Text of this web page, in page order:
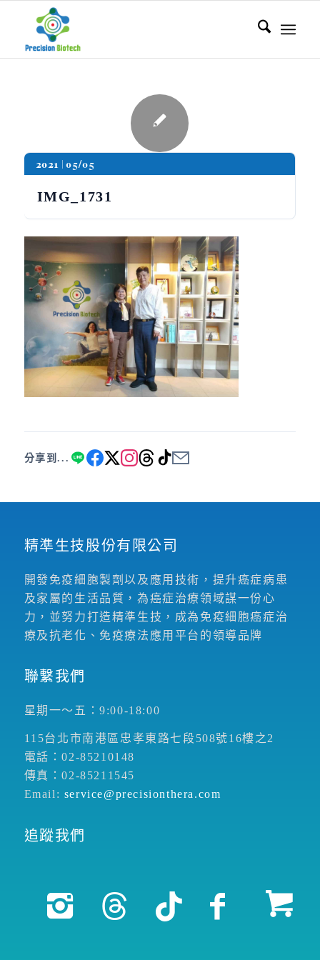
2021 05/05
IMG_1731
分享到...
精準生技股份有限公司
開發免疫細胞製劑以及應用技術，提升癌症病患
及家屬的生活品質，為癌症治療領域謀一份心
力，並努力打造精準生技，成為免疫細胞癌症治
療及抗老化、免疫療法應用平台的領導品牌
聯繫我們
星期一～五：9:00-18:00
115台北市南港區忠孝東路七段508號16樓之2
電話：02-85210148
傳真：02-85211545
Email: service@precisionthera.com
追蹤我們